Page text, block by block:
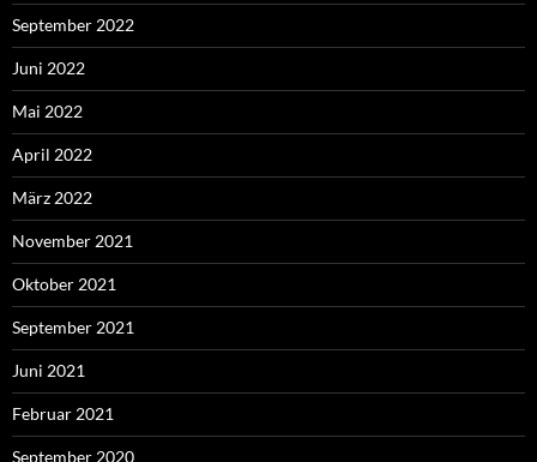
September 2022
Juni 2022
Mai 2022
April 2022
März 2022
November 2021
Oktober 2021
September 2021
Juni 2021
Februar 2021
September 2020